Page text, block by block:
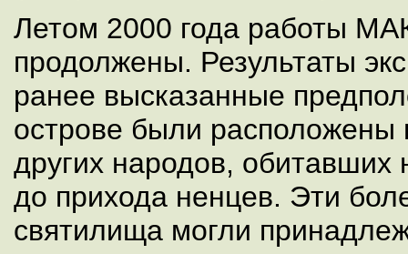
Летом 2000 года работы
продолжены. Результаты
ранее высказанные
острове были расположены
других народов, обитавших
до прихода ненцев. Эти
святилища могли